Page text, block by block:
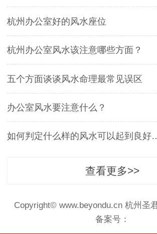
杭州办公室好的风水座位
杭州办公室风水该注意哪些方面？
五个方面谈谈风水命理最常见误区
办公室风水要注意什么？
如何判定什么样的
查看更多>>
Copyright© www.beyondu.cn 杭州圣
备案号：